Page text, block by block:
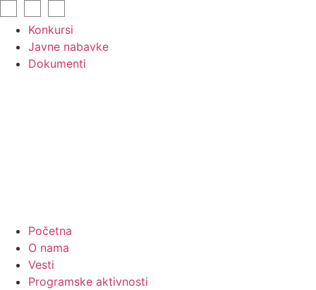
content
Konkursi
Javne nabavke
Dokumenti
Početna
O nama
Vesti
Programske aktivnosti